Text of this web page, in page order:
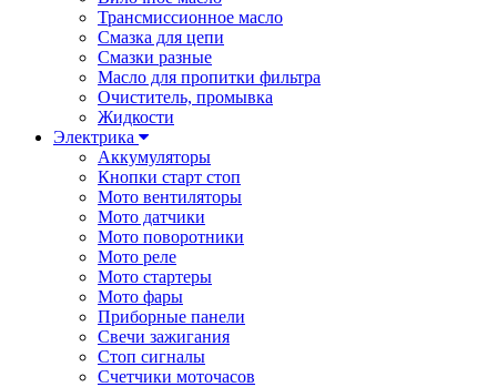
Трансмиссионное масло
Смазка для цепи
Смазки разные
Масло для пропитки фильтра
Очиститель, промывка
Жидкости
Электрика
Аккумуляторы
Кнопки старт стоп
Мото вентиляторы
Мото датчики
Мото поворотники
Мото реле
Мото стартеры
Мото фары
Приборные панели
Свечи зажигания
Стоп сигналы
Счетчики моточасов